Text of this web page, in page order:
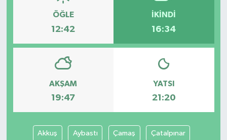
ÖĞLE
12:42
İKINDI
16:34
AKŞAM
19:47
YATSI
21:20
Akkuş Aybastı Çamaş Çatalpınar